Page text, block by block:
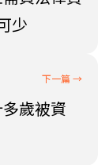
少
歲被資